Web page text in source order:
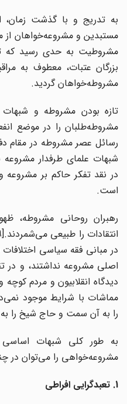
به تدریج و با گذشت
مستبدین و مشروعه‌خواهان از
مشروطیت به حدی رسید که
بزرگان عتبات، معطوف به
مشروطه‌خواهان گردید.
تازه بودن مشروطه و شبهات
مشروطه‌طلبان را در موضع
رسائل عصر مشروطه در مقام
شبهات علمای طرفدار مشروعه
در نقد تفکر حاکم بر مشروعه
است.
رهبران روحانی مشروطه،
در مبانی فقه سیاسی اختلافات
اصلی مشروعه نداشتند، و در
دیدگاه انقلابیون و مردم
مماشات با شرایط موجود
را به آن سمت و حاج شیخ را
به طور کلی شبهات اساسی
مشروعه‌خواهی را می‌توان در